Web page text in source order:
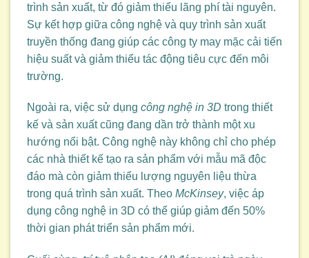
trình sản xuất, từ đó giảm thiểu lãng phí tài nguyên.
Sự kết hợp giữa công nghệ và quy trình sản xuất
truyền thống đang giúp các công ty may mặc cải tiến
hiệu suất và giảm thiểu tác động tiêu cực đến môi
trường.
Ngoài ra, việc sử dụng công nghệ in 3D trong thiết
kế và sản xuất cũng đang dần trở thành một xu
hướng nổi bật. Công nghệ này không chỉ cho phép
các nhà thiết kế tạo ra sản phẩm với mẫu mã độc
đáo mà còn giảm thiểu lượng nguyên liệu thừa
trong quá trình sản xuất. Theo McKinsey, việc áp
dụng công nghệ in 3D có thể giúp giảm đến 50%
thời gian phát triển sản phẩm mới.